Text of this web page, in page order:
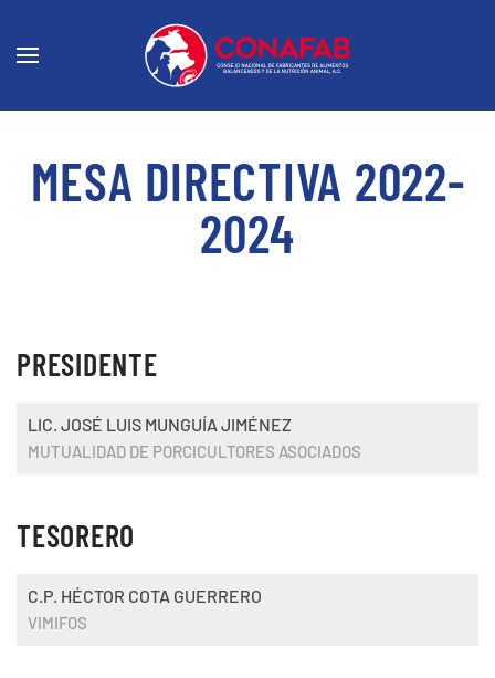
MESA DIRECTIVA 2022-
2024
PRESIDENTE
LIC. JOSÉ LUIS MUNGUÍA JIMÉNEZ
MUTUALIDAD DE PORCICULTORES ASOCIADOS
TESORERO
C.P. HÉCTOR COTA GUERRERO
VIMIFOS